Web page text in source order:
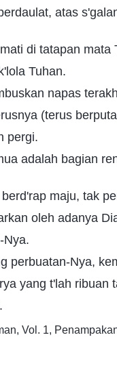
atas
di tatapan mata
Tuhan.
napas
(terus
pergi.
adalah bagian
maju, tak
oleh adanya
Nya.
perbuatan-Nya,
yang t'lah ribuan
Vol. 1,